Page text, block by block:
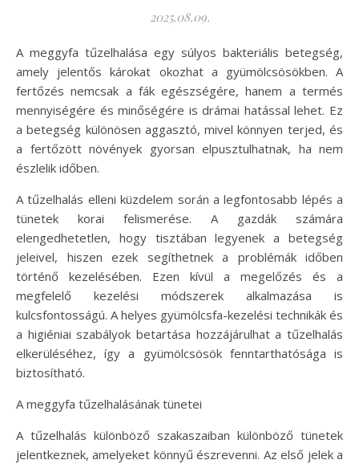
2025.08.09.
A meggyfa tűzelhalása egy súlyos bakteriális betegség,
amely jelentős károkat okozhat a gyümölcsösökben. A
fertőzés nemcsak a fák egészségére, hanem a termés
mennyiségére és minőségére is drámai hatással lehet. Ez
a betegség különösen aggasztó, mivel könnyen terjed, és
a fertőzött növények gyorsan elpusztulhatnak, ha nem
észlelik időben.
A tűzelhalás elleni küzdelem során a legfontosabb lépés a
tünetek korai felismerése. A gazdák számára
elengedhetetlen, hogy tisztában legyenek a betegség
jeleivel, hiszen ezek segíthetnek a problémák időben
történő kezelésében. Ezen kívül a megelőzés és a
megfelelő kezelési módszerek alkalmazása is
kulcsfontosságú. A helyes gyümölcsfa-kezelési technikák és
a higiéniai szabályok betartása hozzájárulhat a tűzelhalás
elkerüléséhez, így a gyümölcsösök fenntarthatósága is
biztosítható.
A meggyfa tűzelhalásának tünetei
A tűzelhalás különböző szakaszaiban különböző tünetek
jelentkeznek, amelyeket könnyű észrevenni. Az első jelek a